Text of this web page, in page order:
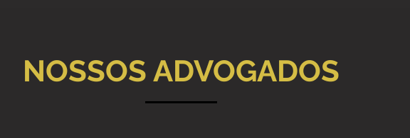
NOSSOS ADVOGADOS